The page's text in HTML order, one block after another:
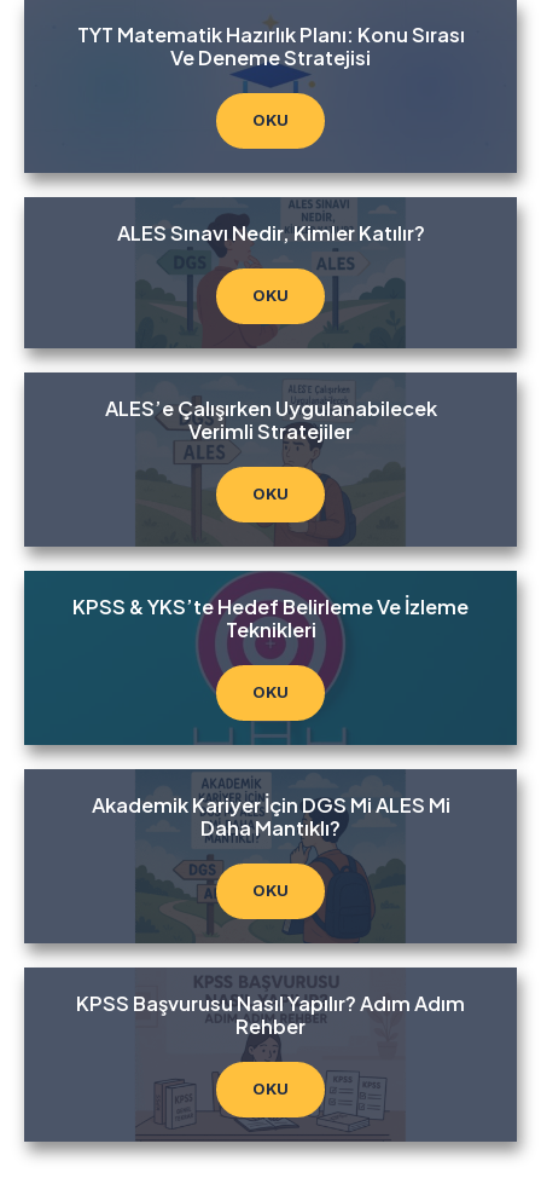
TYT Matematik Hazırlık Planı: Konu Sırası
Ve Deneme Stratejisi
OKU
ALES Sınavı Nedir, Kimler Katılır?
OKU
ALES’e Çalışırken Uygulanabilecek
Verimli Stratejiler
OKU
KPSS & YKS’te Hedef Belirleme Ve İzleme
Teknikleri
OKU
Akademik Kariyer İçin DGS Mi ALES Mi
Daha Mantıklı?
OKU
KPSS Başvurusu Nasıl Yapılır? Adım Adım
Rehber
OKU